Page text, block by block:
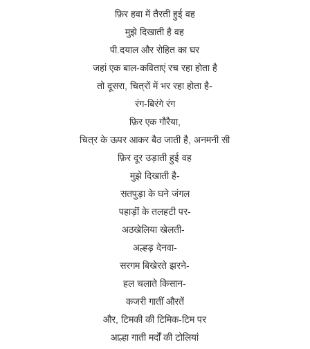
फ़िर हवा में तैरती हुई वह
मुझे दिखाती है वह
पी.दयाल और रोहित का घर
जहां एक बाल-कविताएं रच रहा होता है
तो दूसरा, चित्रों में भर रहा होता है-
रंग-बिरंगे रंग
फ़िर एक गौरैया,
चित्र के ऊपर आकर बैठ जाती है, अनमनी सी
फ़िर दूर उड़ाती हुई वह
मुझे दिखाती है-
सतपुड़ा के घने जंगल
पहाड़ॊं के तलहटी पर-
अठखेलिया खेलती-
अल्हड़ देनवा-
सरगम बिखेरते झरने-
हल चलाते किसान-
कजरी गातीं औरतें
और, टिमकी की टिमिक-टिम पर
आल्हा गाती मर्दों की टोलियां